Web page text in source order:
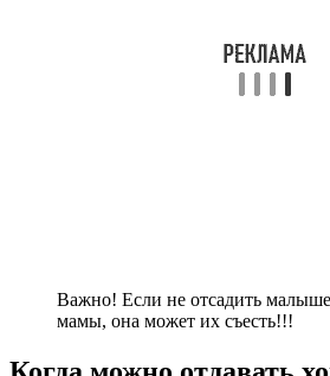
Важно! Если не отсадить
мамы, она может их съесть!!!